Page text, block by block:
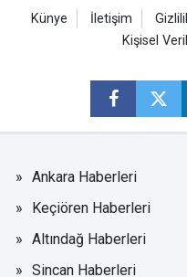
Künye İletişim
Kişisel
Ankara Haberleri
Keçiören Haberleri
Altındağ Haberleri
Sincan Haberleri